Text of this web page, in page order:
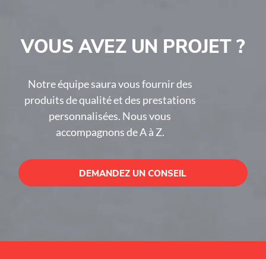
VOUS AVEZ UN PROJET ?
Notre équipe saura vous fournir des
produits de qualité et des prestations
personnalisées. Nous vous
accompagnons de A à Z.
DEMANDEZ UN CONSEIL